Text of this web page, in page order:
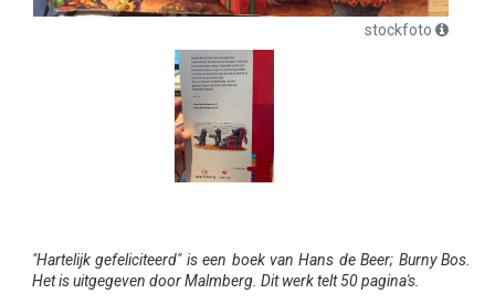
stockfoto
"Hartelijk gefeliciteerd" is een boek van Hans de Beer; Burny Bos.
Het is uitgegeven door Malmberg. Dit werk telt 50 pagina's.